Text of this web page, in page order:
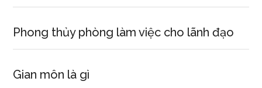
Phong thủy phòng làm việc cho lãnh đạo
Gian môn là gì